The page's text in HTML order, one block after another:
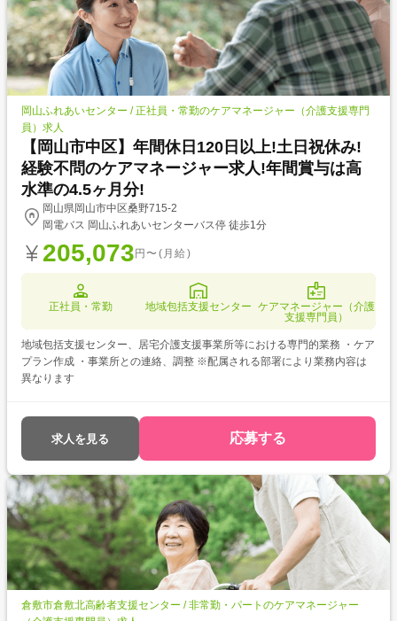
岡山ふれあいセンター / 正社員・常勤のケアマネージャー（介護支援専門
員）求人
【岡山市中区】年間休日120日以上!土日祝休み!
経験不問のケアマネージャー求人!年間賞与は高
水準の4.5ヶ月分!
岡山県岡山市中区桑野715-2
岡電バス 岡山ふれあいセンターバス停 徒歩1分
205,073 円〜(月給)
正社員・常勤 地域包括支援センター ケアマネージャー（介護
支援専門員）
地域包括支援センター、居宅介護支援事業所等における専門的業務 ・ケア
プラン作成 ・事業所との連絡、調整 ※配属される部署により業務内容は
異なります
求人を見る 応募する
倉敷市倉敷北高齢者支援センター / 非常勤・パートのケアマネージャー